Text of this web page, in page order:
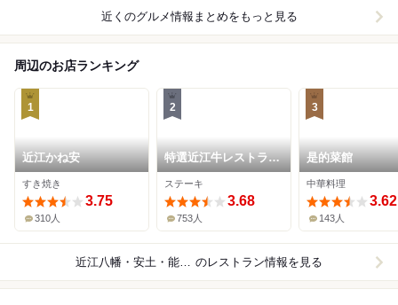
近くのグルメ情報まとめをもっと見る
周辺のお店ランキング
1
近江かね安
すき焼き
3.75
310人
2
特選近江牛レストラン
ティファニー
ステーキ
3.68
753人
3
是的菜館
中華料理
3.62
143人
近江八幡・安土・能登川 のレストラン情報を見る